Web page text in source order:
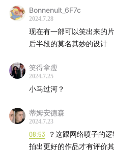
【后期制作/场地提供】
播客公社
Bonnenult_6F7c
2024.7.28
现在有一部可以笑出来的
后半段的莫名其妙的设计
笑得拿瘦
2024.7.25
小马过河？
蒂姆安德森
2024.7.23
08:53
？这跟网络喷子的
拍出更好的作品才有评价